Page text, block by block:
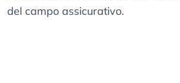
del campo assicurativo.